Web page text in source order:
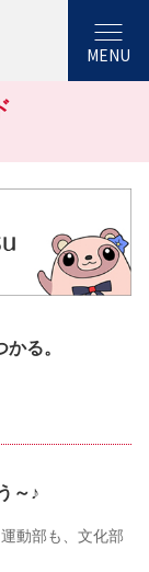
MENU
る。
～♪
動部も、文化部